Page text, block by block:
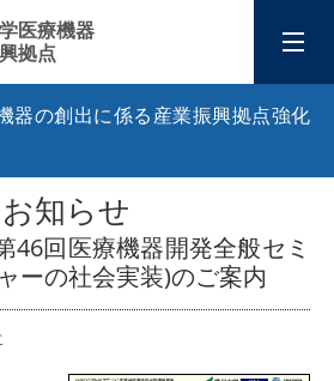
医療機器
拠点
器の創出に係る産業振興拠点強化
お知らせ
46回医療機器開発全般セミ
ーの社会実装)のご案内